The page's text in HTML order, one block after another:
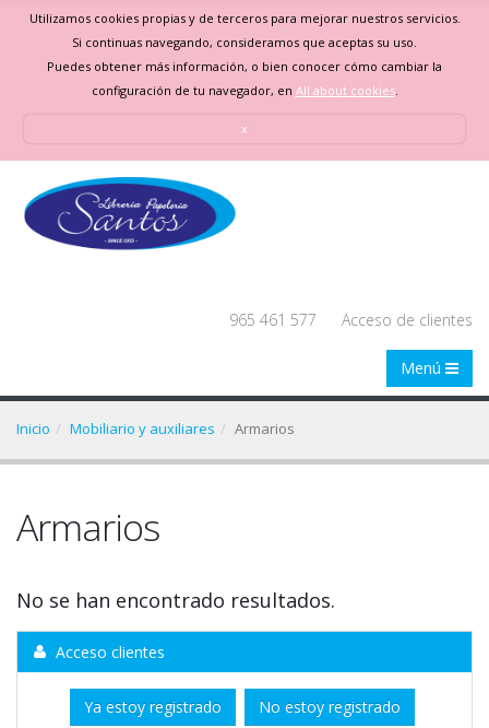
Utilizamos cookies propias y de terceros para mejorar nuestros servicios.
Si continuas navegando, consideramos que aceptas su uso.
Puedes obtener más información, o bien conocer cómo cambiar la
configuración de tu navegador, en All about cookies.
x
965 461 577 Acceso de clientes
Menú
Inicio Mobiliario y auxiliares Armarios
Armarios
No se han encontrado resultados.
Acceso clientes
Ya estoy registrado No estoy registrado